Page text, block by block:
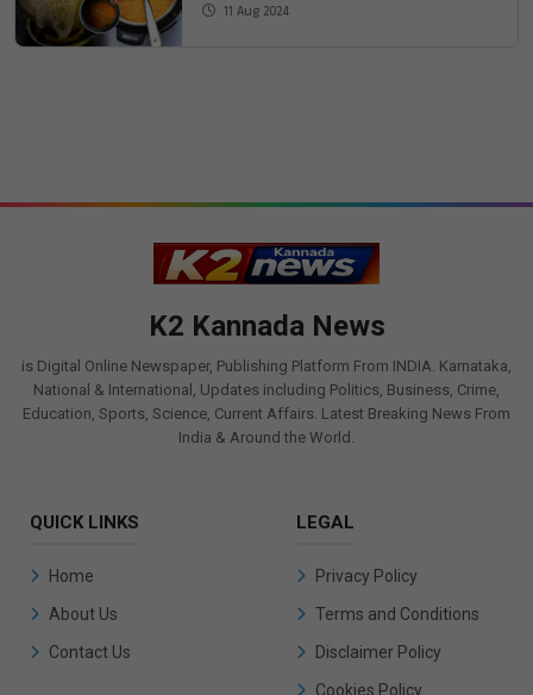
11 Aug 2024
K2 Kannada News
is Digital Online Newspaper, Publishing Platform From INDIA. Karnataka,
National & International, Updates including Politics, Business, Crime,
Education, Sports, Science, Current Affairs. Latest Breaking News From
India & Around the World.
QUICK LINKS
Home
About Us
Contact Us
LEGAL
Privacy Policy
Terms and Conditions
Disclaimer Policy
Cookies Policy